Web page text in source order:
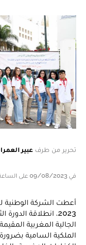
تحرير من طرف عبير
في 09/08/2023 على الساعة 17:24
2023، انطلاقة
الجالية المغربية
الملكية السامية